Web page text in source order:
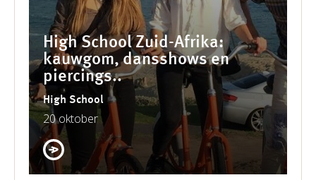
High School Zuid-Afrika:
kauwgom, dansshows en
piercings..
High School
20 oktober